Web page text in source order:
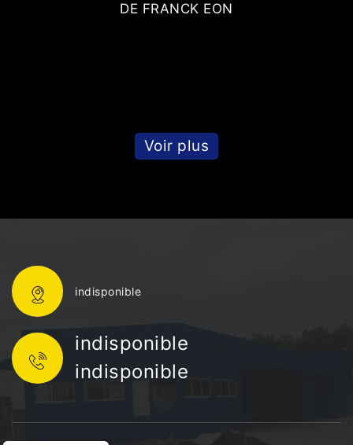
DE FRANCK EON
Voir plus
indisponible
indisponible
indisponible